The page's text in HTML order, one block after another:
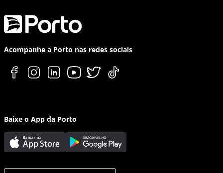
Acompanhe a Porto nas redes sociais
Baixe o App da Porto